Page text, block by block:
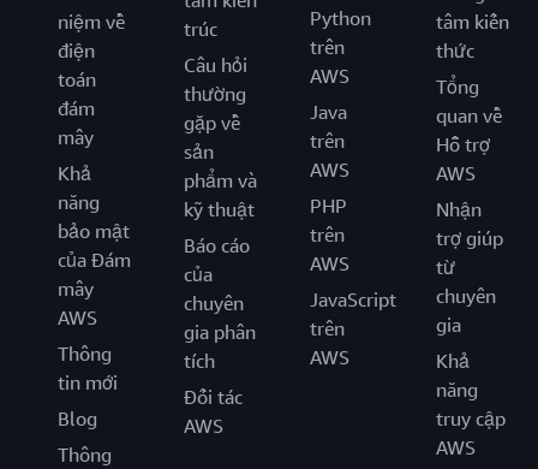
niệm về
điện
toán
đám
mây
Khả
năng
bảo mật
của Đám
mây
AWS
Thông
tin mới
Blog
Thông
trúc
Câu hỏi
thường
gặp về
sản
phẩm và
kỹ thuật
Báo cáo
của
chuyên
gia phân
tích
Đối tác
AWS
Python
trên
AWS
Java
trên
AWS
PHP
trên
AWS
JavaScript
trên
AWS
tâm kiến
thức
Tổng
quan về
Hỗ trợ
AWS
Nhận
trợ giúp
từ
chuyên
gia
Khả
năng
truy cập
AWS